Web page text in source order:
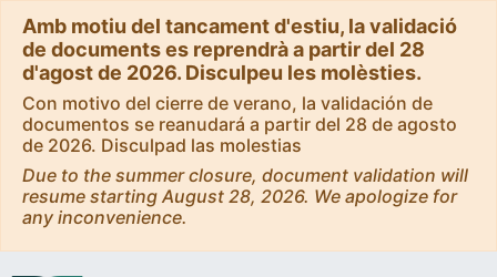
Amb motiu del tancament d'estiu, la validació
de documents es reprendrà a partir del 28
d'agost de 2026. Disculpeu les molèsties.
Con motivo del cierre de verano, la validación de
documentos se reanudará a partir del 28 de agosto
de 2026. Disculpad las molestias
Due to the summer closure, document validation will
resume starting August 28, 2026. We apologize for
any inconvenience.